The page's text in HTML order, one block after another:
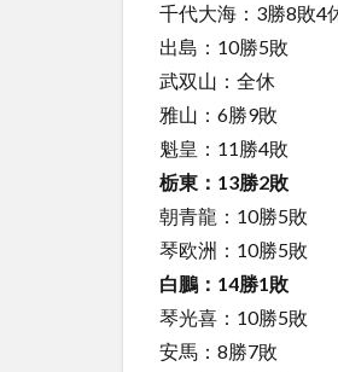
千代大海：3勝8敗4
出島：10勝5敗
武双山：全休
雅山：6勝9敗
魁皇：11勝4敗
栃東：13勝2敗
朝青龍：10勝5敗
琴欧洲：10勝5敗
白鵬：14勝1敗
琴光喜：10勝5敗
安馬：8勝7敗